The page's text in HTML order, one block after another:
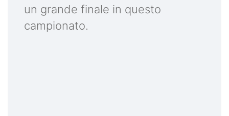
un grande finale in questo
campionato.